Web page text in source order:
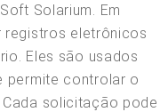
Solarium. Em
registros eletrônicos
Eles são usados
permite controlar o
solicitação pode